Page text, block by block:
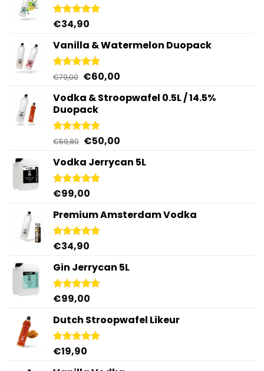
Gewaardeerd
€34,90
Vanilla & Watermelon Duopack
Gewaardeerd
€79,00 Oorspronkelijke
was:
€79,00.
€60,00Huidige
is:
Vodka & Stroopwafel 0.5L / 14.5%
Duopack
Gewaardeerd
€59,80 Oorspronkelijke
was:
€59,80.
€50,00Huidige
is:
Vodka Jerrycan 5L
Gewaardeerd
€99,00
Premium Amsterdam Vodka
Gewaardeerd
€34,90
Gin Jerrycan 5L
Gewaardeerd
€99,00
Dutch Stroopwafel Likeur
Gewaardeerd
€19,90